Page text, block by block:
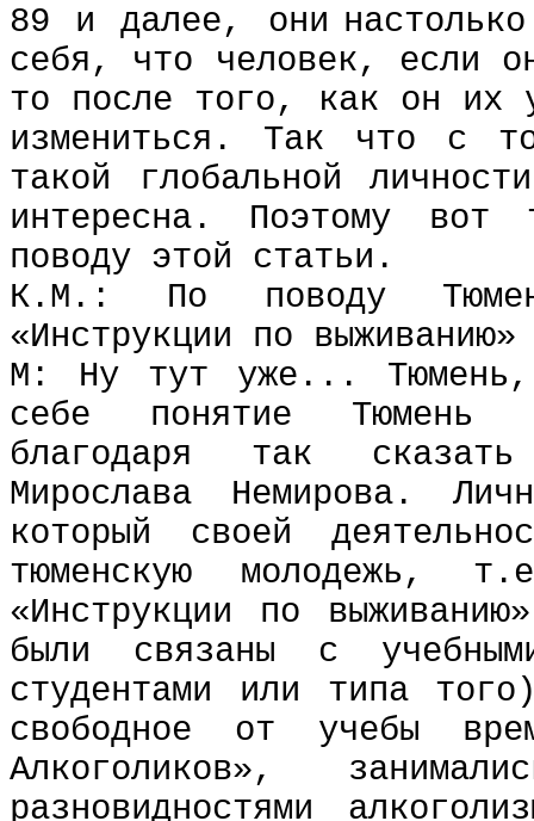
89 и далее, они
себя, что человек, если
то после того, как он их
измениться. Так что с
такой глобальной
интересна. Поэтому
поводу этой статьи.
К.М.: По поводу
«Инструкции по
М: Ну тут уже... Тюмень,
себе понятие Тюмень
благодаря так
Мирослава Немирова.
который своей
тюменскую молодежь,
«Инструкции по
были связаны с
студентами или типа
свободное от учебы
Алкоголиков»,
разновидностями